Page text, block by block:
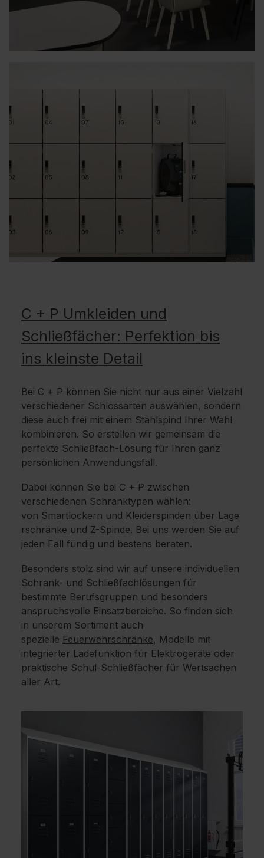
C + P Umkleiden und
Schließfächer: Perfektion bis
ins kleinste Detail
Bei C + P können Sie nicht nur aus einer Vielzahl
verschiedener Schlossarten auswählen, sondern
diese auch frei mit einem Stahlspind Ihrer Wahl
kombinieren. So erstellen wir gemeinsam die
perfekte Schließfach-Lösung für Ihren ganz
persönlichen Anwendungsfall.
Dabei können Sie bei C + P zwischen
verschiedenen Schranktypen wählen:
von Smartlockern und Kleiderspinden über Lage
rschränke und Z-Spinde. Bei uns werden Sie auf
jeden Fall fündig und bestens beraten.
Besonders stolz sind wir auf unsere individuellen
Schrank- und Schließfachlösungen für
bestimmte Berufsgruppen und besonders
anspruchsvolle Einsatzbereiche. So finden sich
in unserem Sortiment auch
spezielle Feuerwehrschränke, Modelle mit
integrierter Ladefunktion für Elektrogeräte oder
praktische Schul-Schließfächer für Wertsachen
aller Art.